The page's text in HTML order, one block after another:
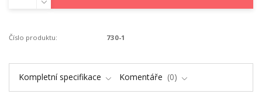
Číslo produktu: 730-1
Kompletní specifikace Komentáře 0